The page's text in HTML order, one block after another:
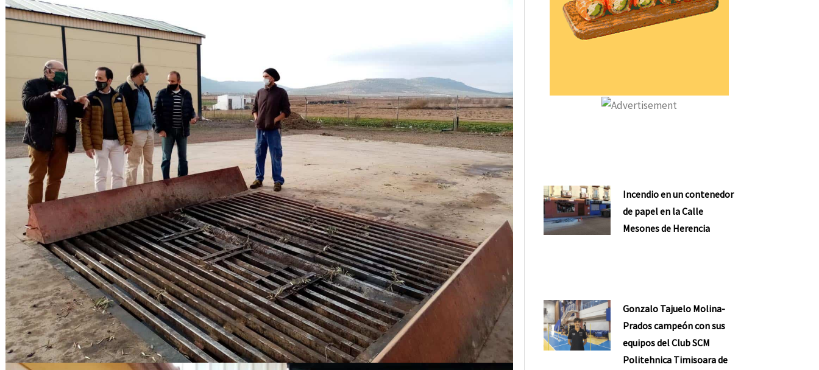
Incendio en un contenedor
de papel en la Calle
Mesones de Herencia
Gonzalo Tajuelo Molina-
Prados campeón con sus
equipos del Club SCM
Politehnica Timisoara de